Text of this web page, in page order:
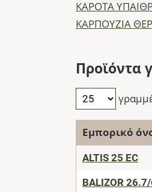
ΚΑΡΟΤΑ
ΚΑΡΠΟΥΖΙΑ
Προϊόντα
Εμπορικό
ALTIS 25 EC
BALIZOR